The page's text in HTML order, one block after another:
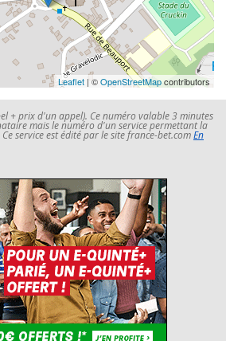
Leaflet | ©OpenStreetMapcontributors
+ prix d'un appel). Ce numéro valable 3 minutes
mais le numéro d'un service permettant la
service est édité par le site france-bet.comEn